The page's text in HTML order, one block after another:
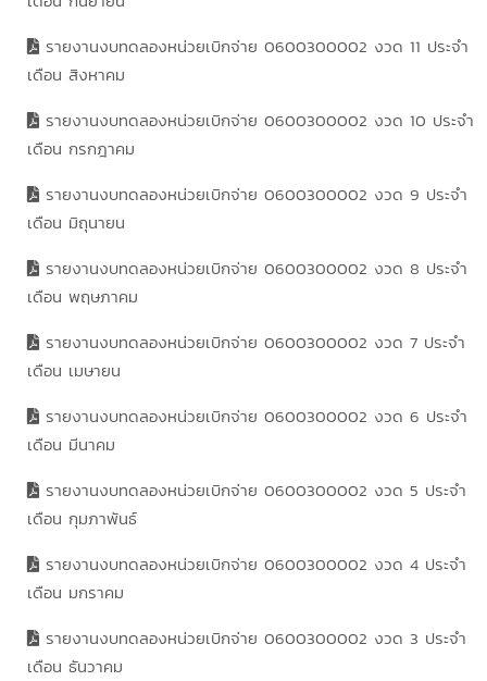
รายงานงบทดลองหน่วยเบิกจ่าย 0600300002 งวด 11 ประจำ
เดือน สิงหาคม
รายงานงบทดลองหน่วยเบิกจ่าย 0600300002 งวด 10 ประจำ
เดือน กรกฎาคม
รายงานงบทดลองหน่วยเบิกจ่าย 0600300002 งวด 9 ประจำ
เดือน มิถุนายน
รายงานงบทดลองหน่วยเบิกจ่าย 0600300002 งวด 8 ประจำ
เดือน พฤษภาคม
รายงานงบทดลองหน่วยเบิกจ่าย 0600300002 งวด 7 ประจำ
เดือน เมษายน
รายงานงบทดลองหน่วยเบิกจ่าย 0600300002 งวด 6 ประจำ
เดือน มีนาคม
รายงานงบทดลองหน่วยเบิกจ่าย 0600300002 งวด 5 ประจำ
เดือน กุมภาพันธ์
รายงานงบทดลองหน่วยเบิกจ่าย 0600300002 งวด 4 ประจำ
เดือน มกราคม
รายงานงบทดลองหน่วยเบิกจ่าย 0600300002 งวด 3 ประจำ
เดือน ธันวาคม